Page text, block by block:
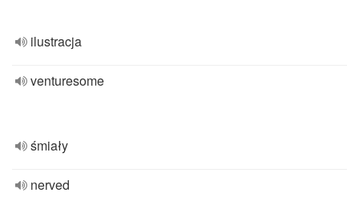
ilustracja
venturesome
śmiały
nerved